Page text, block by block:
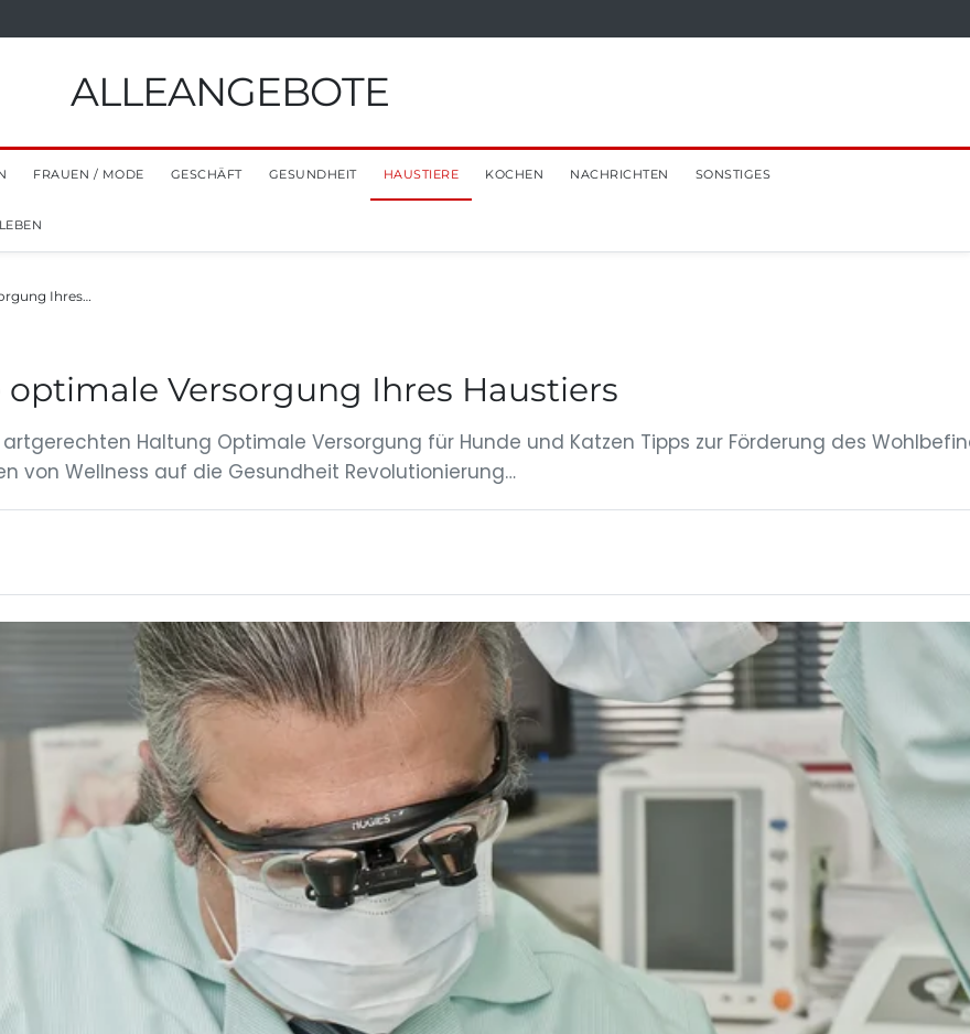
ALLEANGEBOTE
FRAUEN / MODE GESCHÄFT GESUNDHEIT HAUSTIERE KOCHEN NACHRICHTEN SONSTIGES
Ihres…
Versorgung Ihres Haustiers
artgerechten Haltung Optimale Versorgung für Hunde und Katzen Tipps zur Förderung des
von Wellness auf die Gesundheit Revolutionierung…